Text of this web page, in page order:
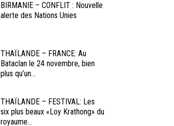
BIRMANIE – CONFLIT : Nouvelle
alerte des Nations Unies
THAÏLANDE – FRANCE: Au
Bataclan le 24 novembre, bien
plus qu’un...
THAÏLANDE – FESTIVAL: Les
six plus beaux «Loy Krathong» du
royaume...